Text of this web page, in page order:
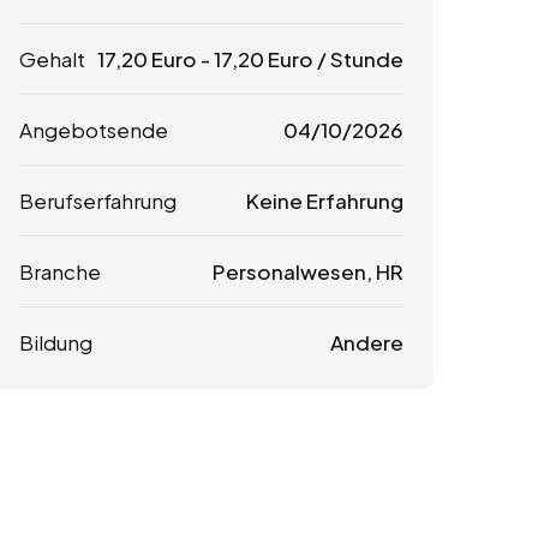
Gehalt 17,20 Euro -17,20 Euro / Stunde
Angebotsende 04/10/2026
Berufserfahrung Keine Erfahrung
Branche Personalwesen, HR
Bildung Andere